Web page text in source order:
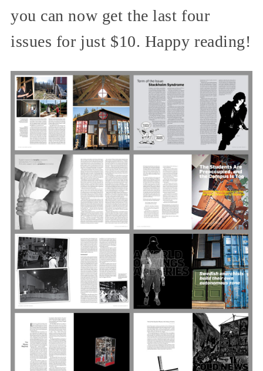
you can now get the last four
issues for just $10. Happy reading!